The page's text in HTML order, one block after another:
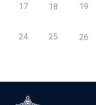
17 18 19
24 25 26